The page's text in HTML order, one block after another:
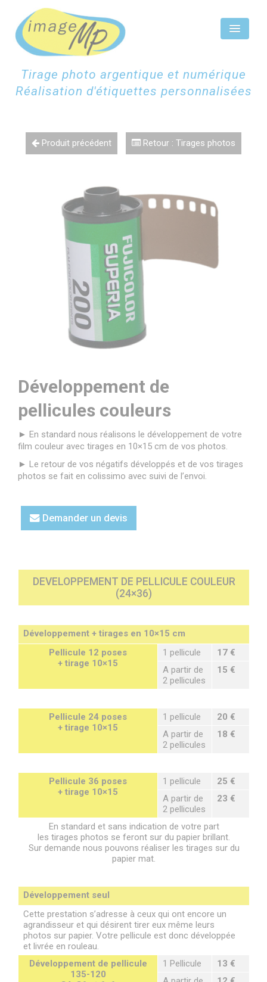
Tirage photo argentique et numérique
Réalisation d'étiquettes personnalisées
ÉTIQUETTES CHAMPAGNE
SCAN NUMÉRISATION
TIRAGES PHOTOS
Produit précédent Retour : Tirages photos
Développement de
pellicules couleurs
► En standard nous réalisons le développement de votre
film couleur avec tirages en 10×15 cm de vos photos.
► Le retour de vos négatifs développés et de vos tirages
photos se fait en colissimo avec suivi de l’envoi.
Demander un devis
DEVELOPPEMENT DE PELLICULE COULEUR
(24×36)
Développement + tirages en 10×15 cm
Pellicule 12 poses
+ tirage 10×15
1 pellicule
17 €
A partir de
2 pellicules
15 €
Pellicule 24 poses
+ tirage 10×15
1 pellicule
20 €
A partir de
2 pellicules
18 €
Pellicule 36 poses
+ tirage 10×15
1 pellicule
25 €
A partir de
2 pellicules
23 €
En standard et sans indication de votre part
les tirages photos se feront sur du papier brillant.
Sur demande nous pouvons réaliser les tirages sur du
papier mat.
Développement seul
Cette prestation s’adresse à ceux qui ont encore un
agrandisseur et qui désirent tirer eux même leurs
photos sur papier. Votre pellicule est donc développée
et livrée en rouleau.
Développement de pellicule
135-120
1 Pellicule
13 €
Panneau de gestion des cookies